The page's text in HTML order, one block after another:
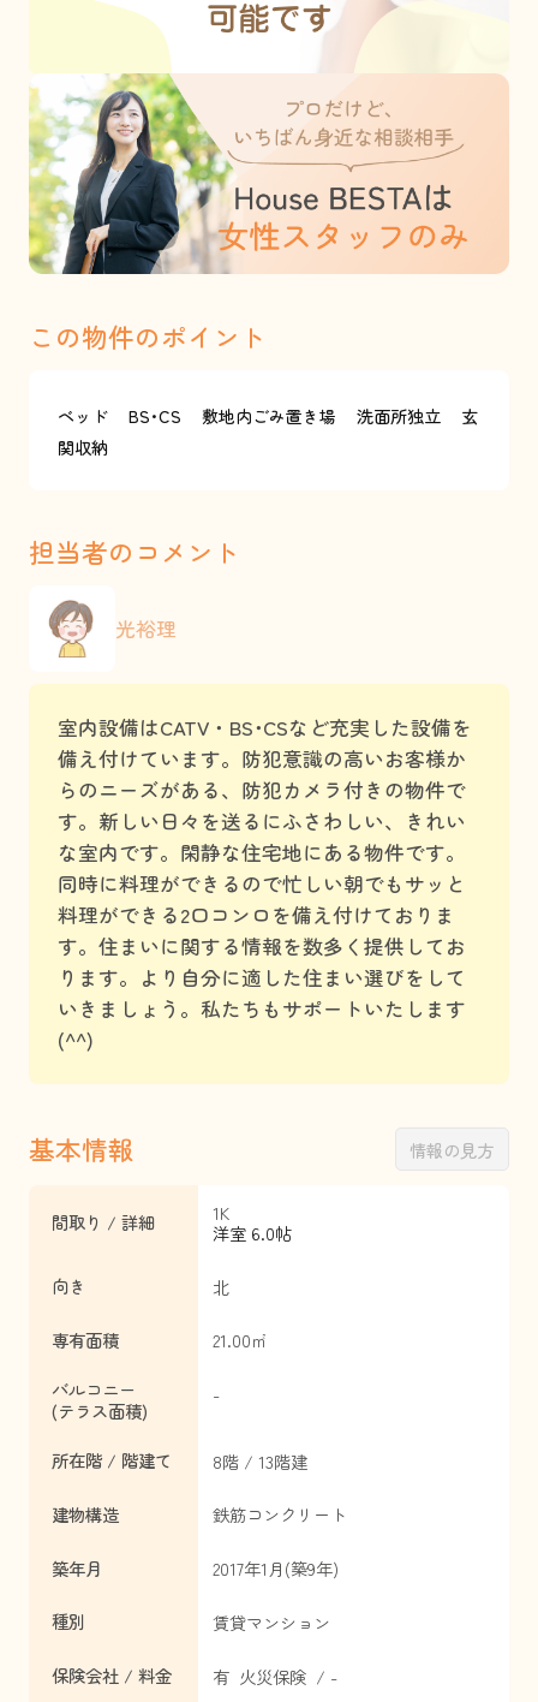
この物件のポイント
ベッド BS･CS 敷地内ごみ置き場 洗面所独立
玄
関収納
担当者のコメント
光裕理
室内設備はCATV・BS･CSなど充実した設備を
備え付けています。防犯意識の高いお客様か
らのニーズがある、防犯カメラ付きの物件で
す。新しい日々を送るにふさわしい、きれい
な室内です。閑静な住宅地にある物件です。
同時に料理ができるので忙しい朝でもサッと
料理ができる2口コンロを備え付けておりま
す。住まいに関する情報を数多く提供してお
ります。より自分に適した住まい選びをして
いきましょう。私たちもサポートいたします
(^^)
基本情報 情報の見方
間取り / 詳細
1K
洋室 6.0帖
向き 北
専有面積
21.00㎡
バルコニー
(テラス面積)
-
所在階 / 階建て 8階 / 13階建
建物構造 鉄筋コンクリート
築年月 2017年1月(築9年)
種別 賃貸マンション
保険会社 / 料金 有 火災保険 / -